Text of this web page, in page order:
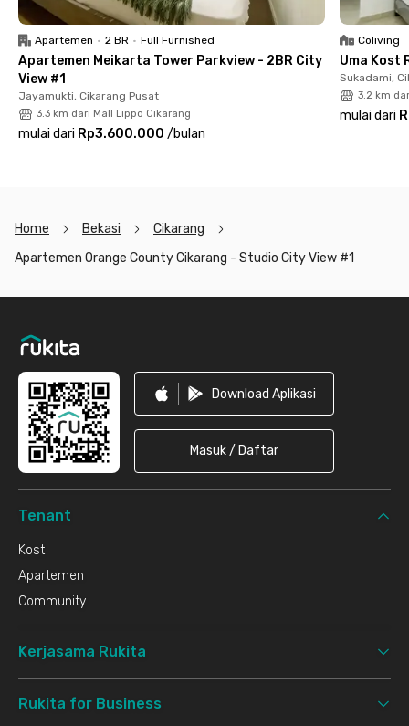
Apartemen • 2 BR • Full Furnished
Apartemen Meikarta Tower Parkview - 2BR City
View #1
Jayamukti, Cikarang Pusat
3.3 km dari Mall Lippo Cikarang
mulai dari Rp3.600.000 /bulan
Coliving
Uma Kost
Sukadami,
3.2 km
mulai dari
Home Bekasi
Cikarang
Apartemen Orange County Cikarang - Studio City View #1
Download Aplikasi
Masuk / Daftar
Tenant
Kost
Apartemen
Community
Kerjasama Rukita
Rukita for Business